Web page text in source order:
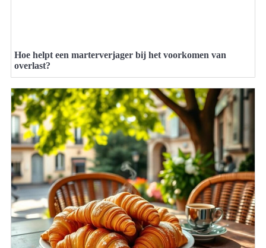
Hoe helpt een marterverjager bij het voorkomen van
overlast?